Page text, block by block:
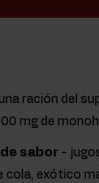
ración del
mg de
sabor -
exótico